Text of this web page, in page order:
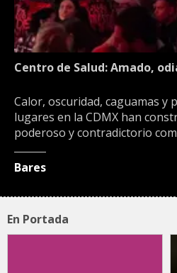
Centro de Salud: Amado,
Calor, oscuridad, caguamas y
lugares en la CDMX han
poderoso y contradictorio
Bares
En Portada